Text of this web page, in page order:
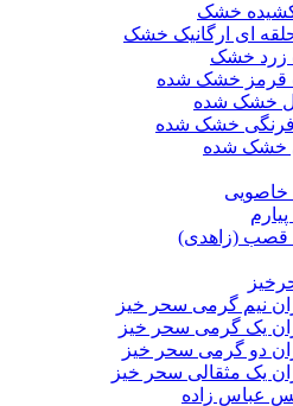
خشک
ای ارگانیک خشک
زرد خشک
خشک شده
خشک شده
خشک شده
خشک شده
خاصویی
قصب (زاهدی)
نیم گرمی سحر خیز
یک گرمی سحر خیز
دو گرمی سحر خیز
یک مثقالی سحر خیز
عباس زاده